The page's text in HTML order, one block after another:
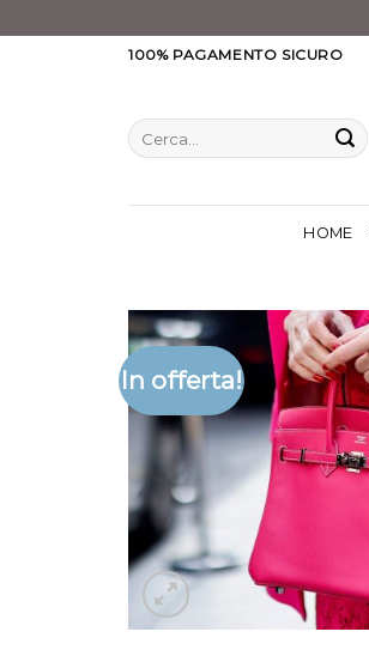
100% PAGAMENTO SICURO
Cerca:
HOME
In offerta!